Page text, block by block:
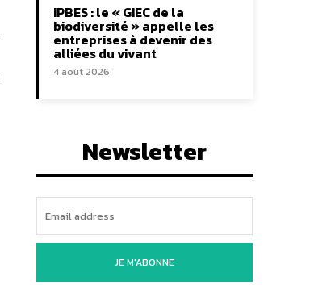
IPBES : le « GIEC de la
biodiversité » appelle les
entreprises à devenir des
alliées du vivant
4 août 2026
Newsletter
JE M'ABONNE